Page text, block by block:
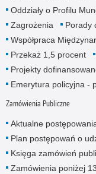
Oddziały o Profilu
Zagrożenia
Porady
Współpraca
Przekaż 1,5 procent
Projekty
Emerytura policyjna -
Zamówienia Publiczne
Aktualne
Plan postępowań o
Księga zamówień
Zamówienia poniżej